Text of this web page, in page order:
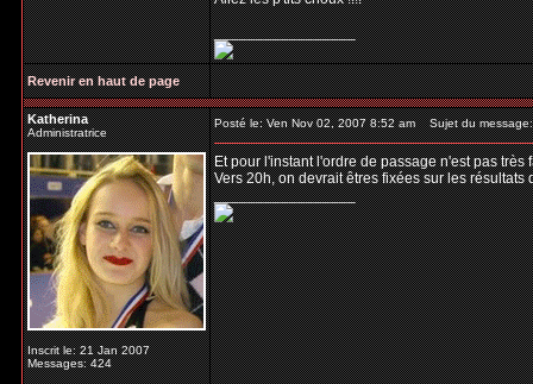
_________________
Revenir en haut de page
Katherina
Administratrice
Inscrit le: 21 Jan 2007
Messages: 424
Posté le: Ven Nov 02, 2007 8:52 am Sujet du message:
Et pour l'instant l'ordre de passage n'est pas
Vers 20h, on devrait êtres fixées sur les résultats
_________________